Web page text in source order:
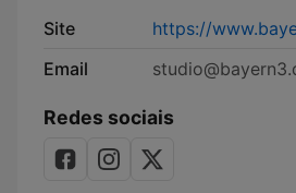
Site
https://
Email
Redes sociais